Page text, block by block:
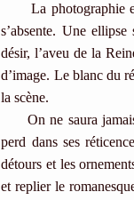
La photographie
s’absente. Une
désir, l’aveu de la
d’image. Le blanc du
la scène.
On ne saura jamais
perd dans ses
détours et les
et replier le